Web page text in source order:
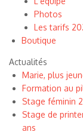
Photos
Les tarifs
Boutique
Actualités
Marie, plus
Formation au
Stage féminin
Stage de
ans